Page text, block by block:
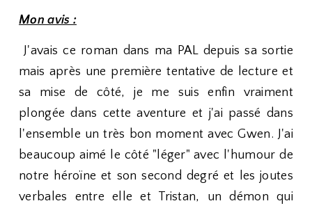
Mon avis :
J'avais ce roman dans ma PAL depuis sa sortie
mais après une première tentative de lecture et
sa mise de côté, je me suis enfin vraiment
plongée dans cette aventure et j'ai passé dans
l'ensemble un très bon moment avec Gwen. J'ai
beaucoup aimé le côté "léger" avec l'humour de
notre héroïne et son second degré et les joutes
verbales entre elle et Tristan, un démon qui